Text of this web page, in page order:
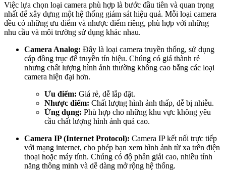
Việc lựa chọn loại camera phù hợp là bước đầu tiên và quan trọng
nhất để xây dựng một hệ thống giám sát hiệu quả. Mỗi loại camera
đều có những ưu điểm và nhược điểm riêng, phù hợp với những
nhu cầu và môi trường sử dụng khác nhau.
Camera Analog: Đây là loại camera truyền thống, sử dụng
cáp đồng trục để truyền tín hiệu. Chúng có giá thành rẻ
nhưng chất lượng hình ảnh thường không cao bằng các loại
camera hiện đại hơn.
Ưu điểm: Giá rẻ, dễ lắp đặt.
Nhược điểm: Chất lượng hình ảnh thấp, dễ bị nhiễu.
Ứng dụng: Phù hợp cho những khu vực không yêu
cầu chất lượng hình ảnh quá cao.
Camera IP (Internet Protocol): Camera IP kết nối trực tiếp
với mạng internet, cho phép bạn xem hình ảnh từ xa trên điện
thoại hoặc máy tính. Chúng có độ phân giải cao, nhiều tính
năng thông minh và dễ dàng mở rộng hệ thống.